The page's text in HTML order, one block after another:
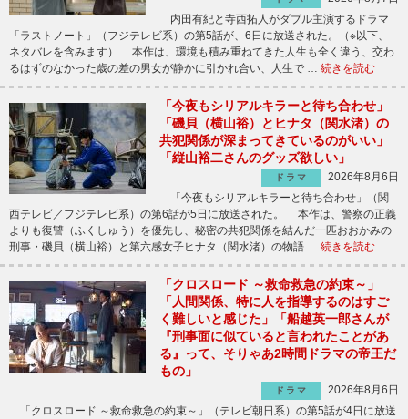
内田有紀と寺西拓人がダブル主演するドラマ
「ラストノート」（フジテレビ系）の第5話が、6日に放送された。（※以下、
ネタバレを含みます） 本作は、環境も積み重ねてきた人生も全く違う、交わ
るはずのなかった歳の差の男女が静かに引かれ合い、人生で … 続きを読む
「今夜もシリアルキラーと待ち合わせ」
「磯貝（横山裕）とヒナタ（関水渚）の
共犯関係が深まってきているのがいい」
「縦山裕二さんのグッズ欲しい」
ドラマ
2026年8月6日
「今夜もシリアルキラーと待ち合わせ」（関
西テレビ／フジテレビ系）の第6話が5日に放送された。 本作は、警察の正義
よりも復讐（ふくしゅう）を優先し、秘密の共犯関係を結んだ一匹おおかみの
刑事・磯貝（横山裕）と第六感女子ヒナタ（関水渚）の物語 … 続きを読む
「クロスロード ～救命救急の約束～」
「人間関係、特に人を指導するのはすご
く難しいと感じた」「船越英一郎さんが
『刑事面に似ていると言われたことがあ
る』って、そりゃあ2時間ドラマの帝王だ
もの」
ドラマ
2026年8月6日
「クロスロード ～救命救急の約束～」（テレビ朝日系）の第5話が4日に放送